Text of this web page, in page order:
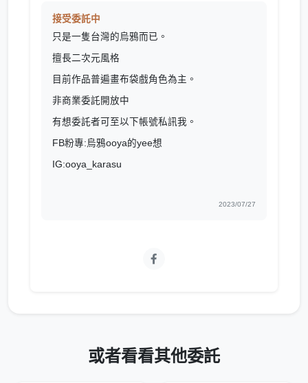
接受委託中
只是一隻台灣的烏鴉而已。
擅長二次元風格
目前作品普遍畫布袋戲角色為主。
非商業委託開放中
有想委託者可至以下帳號私訊我。
FB粉專:烏鴉ooya的yee想
IG:ooya_karasu
2023/07/27
或者看看其他委託